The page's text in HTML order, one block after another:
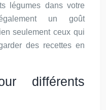
légumes dans votre
un goût
seulement ceux qui
des recettes en
différents